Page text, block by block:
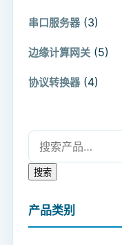
串口服务器 (3)
边缘计算网关 (5)
协议转换器 (4)
搜索：
搜索
产品类别